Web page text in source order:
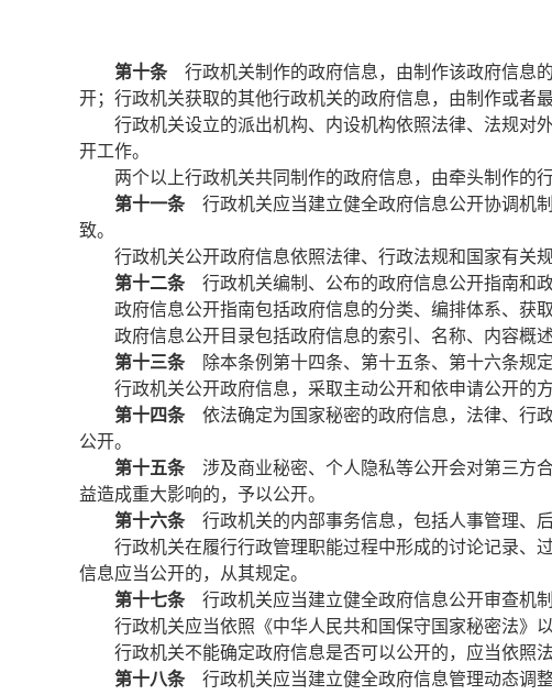
第十条行政机关制作的政府信息，由制作该政府信息
开；行政机关获取的其他行政机关的政府信息，由制作或者
行政机关设立的派出机构、内设机构依照法律、法规对
开工作。
两个以上行政机关共同制作的政府信息，由牵头制作的
第十一条行政机关应当建立健全政府信息公开协调机
致。
行政机关公开政府信息依照法律、行政法规和国家有关
第十二条行政机关编制、公布的政府信息公开指南和政
政府信息公开指南包括政府信息的分类、编排体系、获
政府信息公开目录包括政府信息的索引、名称、内容概
第十三条除本条例第十四条、第十五条、第十六条规定
行政机关公开政府信息，采取主动公开和依申请公开的方
第十四条依法确定为国家秘密的政府信息，法律、行
公开。
第十五条涉及商业秘密、个人隐私等公开会对第三方合
益造成重大影响的，予以公开。
第十六条行政机关的内部事务信息，包括人事管理、后
行政机关在履行行政管理职能过程中形成的讨论记录、
信息应当公开的，从其规定。
第十七条行政机关应当建立健全政府信息公开审查机制
行政机关应当依照《中华人民共和国保守国家秘密法》
行政机关不能确定政府信息是否可以公开的，应当依照
第十八条行政机关应当建立健全政府信息管理动态调整